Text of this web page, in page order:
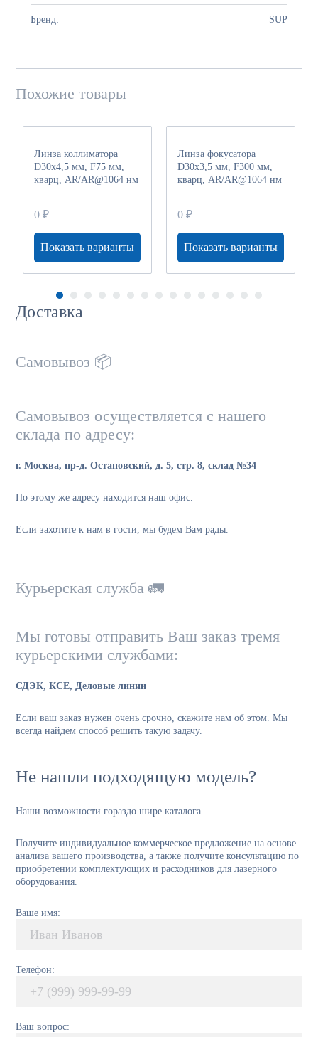
Бренд: SUP
Похожие товары
Линза коллиматора
D30x4,5 мм, F75 мм,
кварц, AR/AR@1064 нм
0 ₽
Показать варианты
Линза фокусатора
D30x3,5 мм, F300 мм,
кварц, AR/AR@1064 нм
0 ₽
Показать варианты
Доставка
Самовывоз 📦
Самовывоз осуществляется с нашего
склада по адресу:
г. Москва, пр-д. Остаповский, д. 5, стр. 8, склад №34
По этому же адресу находится наш офис.
Если захотите к нам в гости, мы будем Вам рады.
Курьерская служба 🚛
Мы готовы отправить Ваш заказ тремя
курьерскими службами:
СДЭК, КСЕ, Деловые линии
Если ваш заказ нужен очень срочно, скажите нам об этом. Мы
всегда найдем способ решить такую задачу.
Не нашли подходящую модель?
Наши возможности гораздо шире каталога.
Получите индивидуальное коммерческое предложение на основе
анализа вашего производства, а также получите консультацию по
приобретении комплектующих и расходников для лазерного
оборудования.
Ваше имя:
Телефон:
Ваш вопрос: